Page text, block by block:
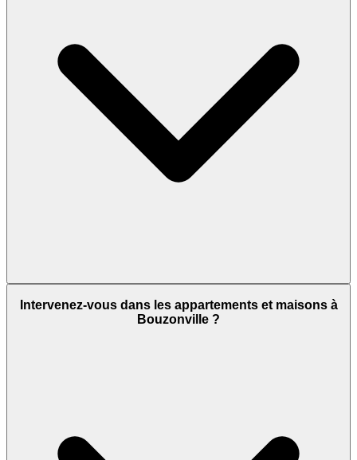
Intervenez-vous dans les appartements et maisons à
Bouzonville ?